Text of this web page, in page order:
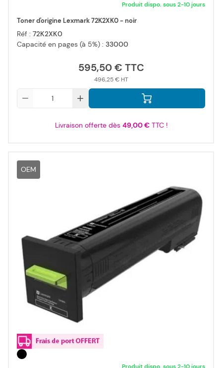
Produit dispo. sous 2-10 jours
Toner d'origine Lexmark 72K2XK0 - noir
Réf : 72K2XK0
Capacité en pages (à 5%) : 33000
595,50 €
496,25 €
Livraison offerte dès 49,00 €TTC !
OEM